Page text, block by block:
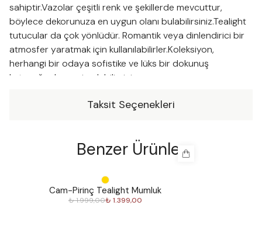
sahiptir.Vazolar çeşitli renk ve şekillerde mevcuttur,
böylece dekorunuza en uygun olanı bulabilirsiniz.Tealight
tutucular da çok yönlüdür. Romantik veya dinlendirici bir
atmosfer yaratmak için kullanılabilirler.Koleksiyon,
herhangi bir odaya sofistike ve lüks bir dokunuş
katacağından emin olabilirsiniz.
Taksit Seçenekleri
Benzer Ürünler
Cam-Pirinç Tealight Mumluk
₺ 1.999,00₺ 1.399,00